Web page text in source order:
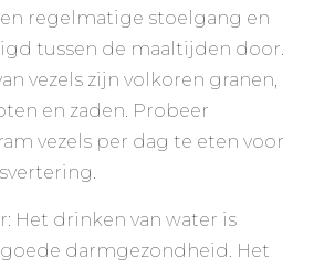
regelmatige stoelgang en
tussen de maaltijden door.
vezels zijn volkoren granen,
en zaden. Probeer
vezels per dag te eten voor
Het drinken van water is
darmgezondheid. Het